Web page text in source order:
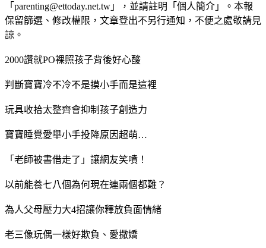
「parenting@ettoday.net.tw」，並請註明「個人簡介」。本報
保留篩選、修改權限，文章登出不另行通知，不便之處敬請見
諒。
2000讚就PO裸照孩子背後好心酸
判斷寶寶冷不冷不是摸小手而是這裡
玩具收拾太整齊會抑制孩子創造力
寶寶睡覺愛舉小手投降原因超萌…
「老師被書借走了」讓網友笑噴！
以前能養七八個為何現在連兩個都難？
為人父母壓力大4招讓你釋放負面情緒
老三像玩偶一樣好欺負、愛撒嬌